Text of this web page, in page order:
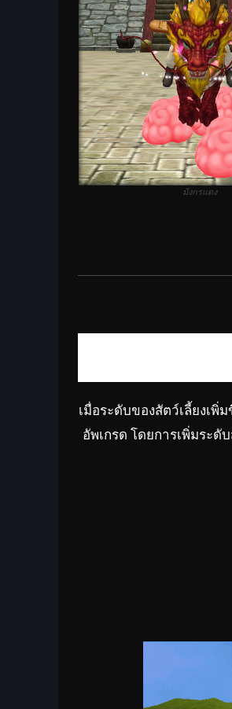
มังกรแดง
เมื่อระดับของสัตว์เลี้ยงเ
อัพเกรด โดยการเพิ่มระดั